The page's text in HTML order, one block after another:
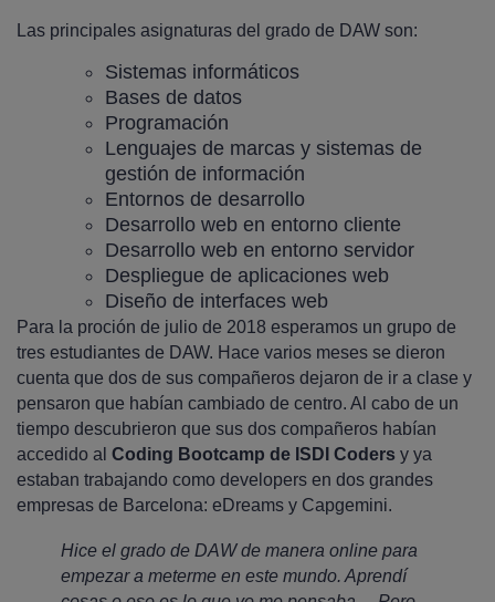
Las principales asignaturas del grado de DAW son:
Sistemas informáticos
Bases de datos
Programación
Lenguajes de marcas y sistemas de
gestión de información
Entornos de desarrollo
Desarrollo web en entorno cliente
Desarrollo web en entorno servidor
Despliegue de aplicaciones web
Diseño de interfaces web
Para la proción de julio de 2018 esperamos un grupo de
tres estudiantes de DAW. Hace varios meses se dieron
cuenta que dos de sus compañeros dejaron de ir a clase y
pensaron que habían cambiado de centro. Al cabo de un
tiempo descubrieron que sus dos compañeros habían
accedido al Coding Bootcamp de ISDI Coders y ya
estaban trabajando como developers en dos grandes
empresas de Barcelona: eDreams y Capgemini.
Hice el grado de DAW de manera online para
empezar a meterme en este mundo. Aprendí